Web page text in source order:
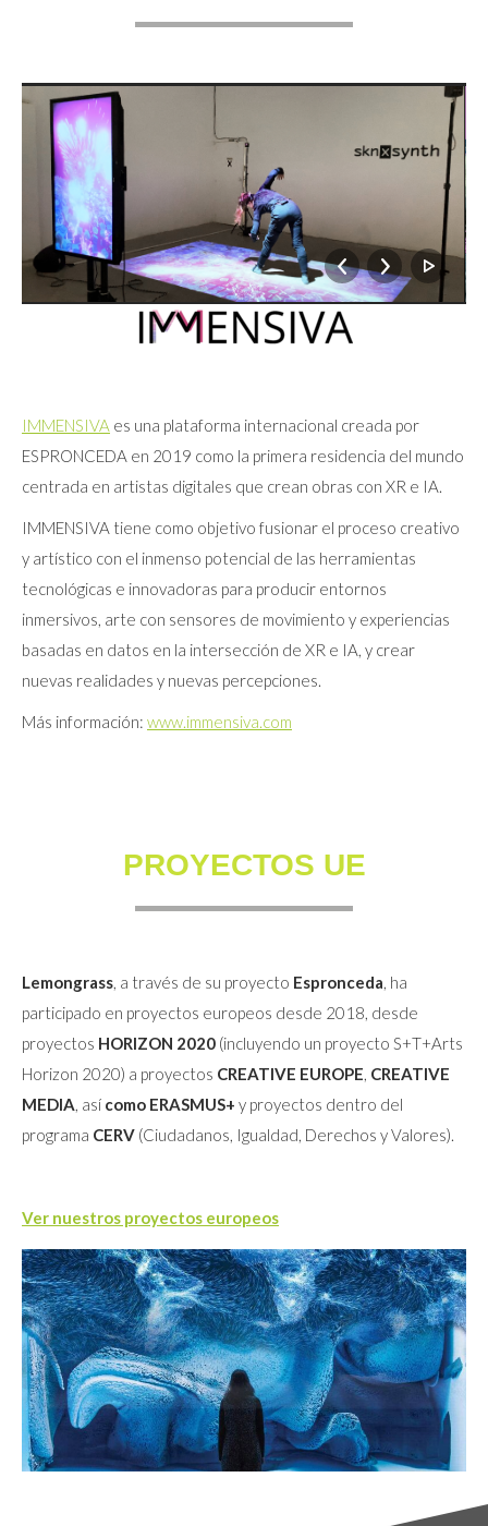
IMMENSIVA es una plataforma internacional creada por
ESPRONCEDA en 2019 como la primera residencia del mundo
centrada en artistas digitales que crean obras con XR e IA.
IMMENSIVA tiene como objetivo fusionar el proceso creativo
y artístico con el inmenso potencial de las herramientas
tecnológicas e innovadoras para producir entornos
inmersivos, arte con sensores de movimiento y experiencias
basadas en datos en la intersección de XR e IA, y crear
nuevas realidades y nuevas percepciones.
Más información: www.immensiva.com
PROYECTOS UE
Lemongrass, a través de su proyecto Espronceda, ha
participado en proyectos europeos desde 2018, desde
proyectos HORIZON 2020 (incluyendo un proyecto S+T+Arts
Horizon 2020) a proyectos CREATIVE EUROPE, CREATIVE
MEDIA, así como ERASMUS+ y proyectos dentro del
programa CERV (Ciudadanos, Igualdad, Derechos y Valores).
Ver nuestros proyectos europeos